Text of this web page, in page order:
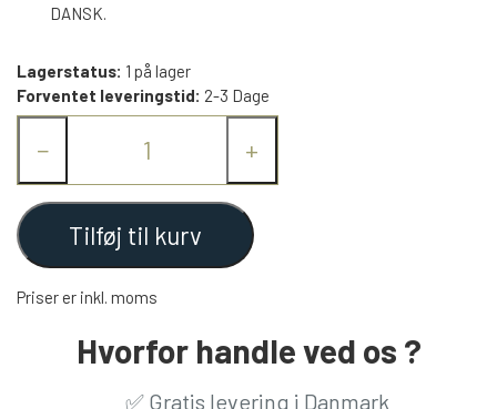
DANSK.
Lagerstatus: 1 på lager
Forventet leveringstid: 2-3 Dage
− +
Tilføj til kurv
Priser er inkl. moms
Hvorfor handle ved os ?
✅ Gratis levering i Danmark